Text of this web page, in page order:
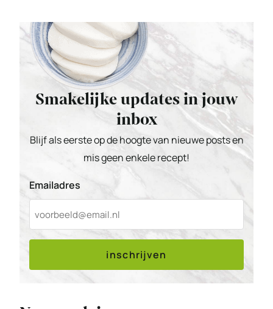
Smakelijke updates in jouw
inbox
Blijf als eerste op de hoogte van nieuwe posts en
mis geen enkele recept!
Emailadres
inschrijven